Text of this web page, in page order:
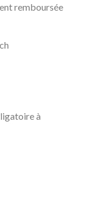
remboursée
à